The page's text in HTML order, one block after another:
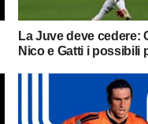
La Juve deve cedere:
Nico e Gatti i possibili